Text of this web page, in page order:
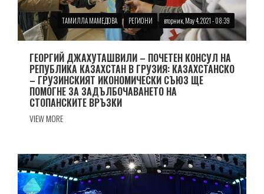
ТАМИЛЛА МАМЕДОВА РЕГИОНИ вторник, May 4, 2021 - 08:39
ГЕОРГИЙ ДЖАХУТАШВИЛИ – ПОЧЕТЕН КОНСУЛ НА
РЕПУБЛИКА КАЗАХСТАН В ГРУЗИЯ: КАЗАХСТАНСКО
– ГРУЗИНСКИЯТ ИКОНОМИЧЕСКИ СЪЮЗ ЩЕ
ПОМОГНЕ ЗА ЗАДЪЛБОЧАВАНЕТО НА
СТОПАНСКИТЕ ВРЪЗКИ
VIEW MORE